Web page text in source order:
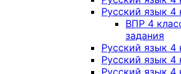
Русский язык 4
ВПР 4
задания
Русский язык 4
Русский язык 4
Русский язык 4